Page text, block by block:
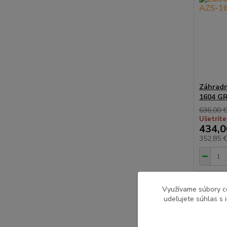
1604
636,00 €
352,85 €
ZĽAVA
Akcia
Využívame súbory
udeľujete súhlas s